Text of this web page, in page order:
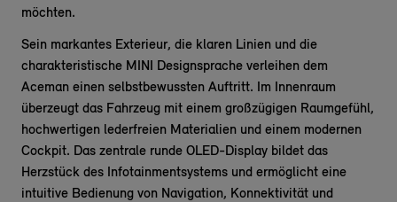
möchten.
Sein markantes Exterieur, die klaren Linien und die
charakteristische MINI Designsprache verleihen dem
Aceman einen selbstbewussten Auftritt. Im Innenraum
überzeugt das Fahrzeug mit einem großzügigen Raumgefühl,
hochwertigen lederfreien Materialien und einem modernen
Cockpit. Das zentrale runde OLED-Display bildet das
Herzstück des Infotainmentsystems und ermöglicht eine
intuitive Bedienung von Navigation, Konnektivität und